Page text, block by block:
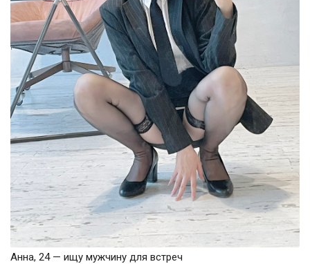
Анна, 24 — ищу мужчину для встреч